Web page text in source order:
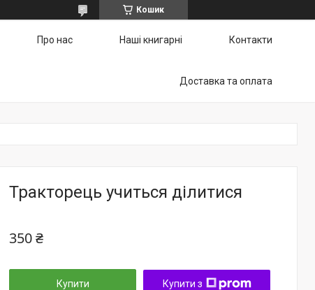
Кошик
Про нас Наші книгарні Контакти
Доставка та оплата
Тракторець учиться ділитися
350 ₴
Купити Купити з